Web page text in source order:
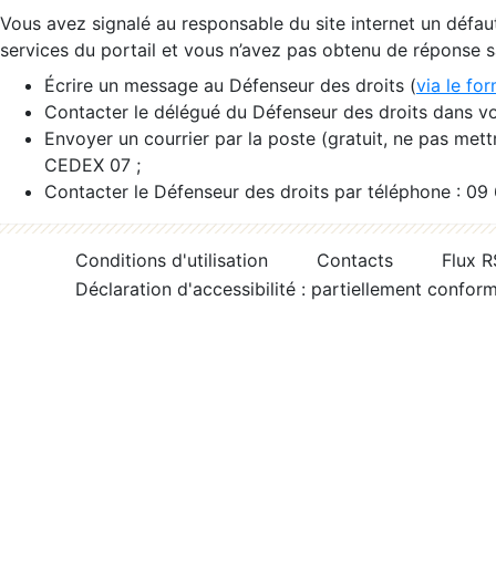
Vous avez signalé au responsable du site internet un
services du portail et vous n’avez pas obtenu de réponse
Écrire un message au Défenseur des droits (via le
Contacter le délégué du Défenseur des droits dans
Envoyer un courrier par la poste (gratuit, ne pas
CEDEX 07 ;
Contacter le Défenseur des droits par téléphone :
Conditions d'utilisation Contacts
Flux
Déclaration d'accessibilité : partiellement